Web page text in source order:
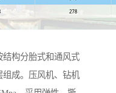
结构分胎式和通风式
组成。压风机、钻机